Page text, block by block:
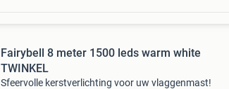
Fairybell 8 meter 1500 leds warm white
TWINKEL
Sfeervolle kerstverlichting voor uw vlaggenmast!